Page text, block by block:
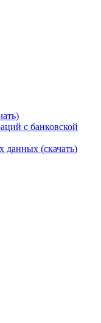
с банковской
данных (скачать)